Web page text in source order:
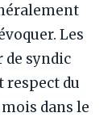
Les
syndic
respect du
dans le